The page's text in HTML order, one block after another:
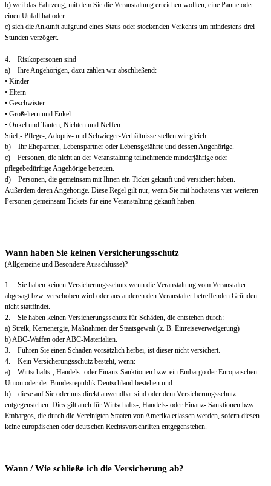
b) weil das Fahrzeug, mit dem Sie die Veranstaltung erreichen wollten, eine Panne oder
einen Unfall hat oder
c) sich die Ankunft aufgrund eines Staus oder stockenden Verkehrs um mindestens drei
Stunden verzögert.
4. Risikopersonen sind
a) Ihre Angehörigen, dazu zählen wir abschließend:
• Kinder
• Eltern
• Geschwister
• Großeltern und Enkel
• Onkel und Tanten, Nichten und Neffen
Stief,- Pflege-, Adoptiv- und Schwieger-Verhältnisse stellen wir gleich.
b) Ihr Ehepartner, Lebenspartner oder Lebensgefährte und dessen Angehörige.
c) Personen, die nicht an der Veranstaltung teilnehmende minderjährige oder
pflegebedürftige Angehörige betreuen.
d) Personen, die gemeinsam mit Ihnen ein Ticket gekauft und versichert haben.
Außerdem deren Angehörige. Diese Regel gilt nur, wenn Sie mit höchstens vier weiteren
Personen gemeinsam Tickets für eine Veranstaltung gekauft haben.
Wann haben Sie keinen Versicherungsschutz
(Allgemeine und Besondere Ausschlüsse)?
1. Sie haben keinen Versicherungsschutz wenn die Veranstaltung vom Veranstalter
abgesagt bzw. verschoben wird oder aus anderen den Veranstalter betreffenden Gründen
nicht stattfindet.
2. Sie haben keinen Versicherungsschutz für Schäden, die entstehen durch:
a) Streik, Kernenergie, Maßnahmen der Staatsgewalt (z. B. Einreiseverweigerung)
b) ABC-Waffen oder ABC-Materialien.
3. Führen Sie einen Schaden vorsätzlich herbei, ist dieser nicht versichert.
4. Kein Versicherungsschutz besteht, wenn:
a) Wirtschafts-, Handels- oder Finanz-Sanktionen bzw. ein Embargo der Europäischen
Union oder der Bundesrepublik Deutschland bestehen und
b) diese auf Sie oder uns direkt anwendbar sind oder dem Versicherungsschutz
entgegenstehen. Dies gilt auch für Wirtschafts-, Handels- oder Finanz- Sanktionen bzw.
Embargos, die durch die Vereinigten Staaten von Amerika erlassen werden, sofern diesen
keine europäischen oder deutschen Rechtsvorschriften entgegenstehen.
Wann / Wie schließe ich die Versicherung ab?